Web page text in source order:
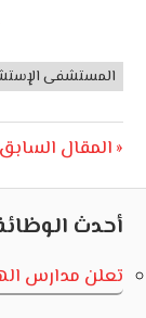
وظائف
المستشفى
تصفّح
المقالات
Previous
المقال السابق
أحدث
تعلن مدارس